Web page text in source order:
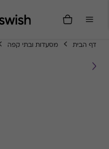
דף הבית מסעדות ובתי קפה